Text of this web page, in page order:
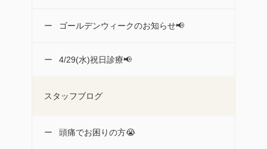
ゴールデンウィークのお知らせ📢
4/29(水)祝日診療📢
スタッフブログ
頭痛でお困りの方😭